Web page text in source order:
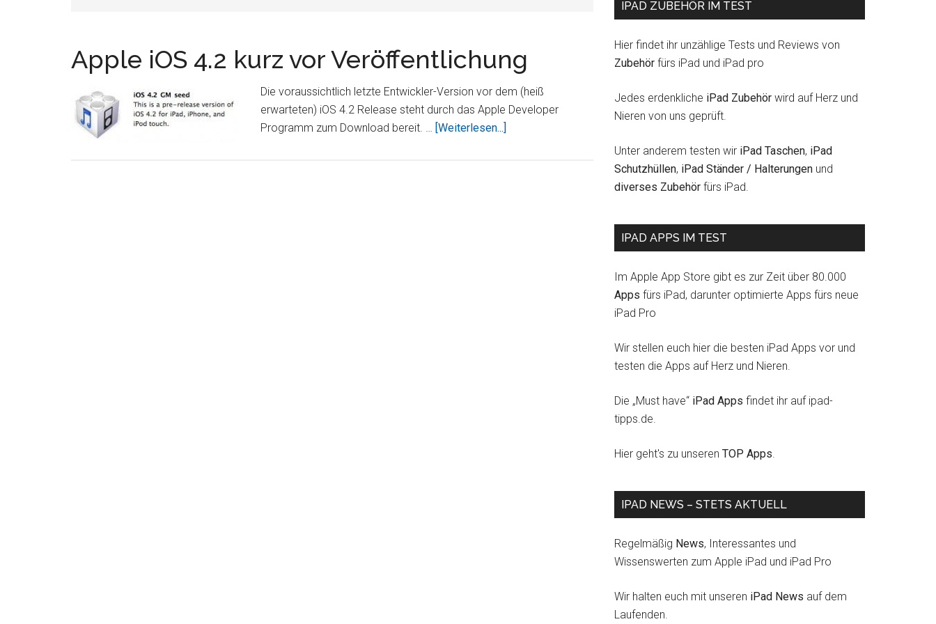
Apple iOS 4.2 kurz vor Veröffentlichung
Die voraussichtlich letzte Entwickler-Version vor dem (heiß
erwarteten) iOS 4.2 Release steht durch das Apple Developer
Programm zum Download bereit. … [Weiterlesen...]
IPAD ZUBEHÖR IM TEST
Hier findet ihr unzählige Tests und Reviews von
Zubehör fürs iPad und iPad pro
Jedes erdenkliche iPad Zubehör wird auf Herz und
Nieren von uns geprüft.
Unter anderem testen wir iPad Taschen, iPad
Schutzhüllen, iPad Ständer / Halterungen und
diverses Zubehör fürs iPad.
IPAD APPS IM TEST
Im Apple App Store gibt es zur Zeit über 80.000
Apps fürs iPad, darunter optimierte Apps fürs neue
iPad Pro
Wir stellen euch hier die besten iPad Apps vor und
testen die Apps auf Herz und Nieren.
Die „Must have“ iPad Apps findet ihr auf ipad-
tipps.de.
Hier geht's zu unseren TOP Apps.
IPAD NEWS – STETS AKTUELL
Regelmäßig News, Interessantes und
Wissenswerten zum Apple iPad und iPad Pro
Wir halten euch mit unseren iPad News auf dem
Laufenden.